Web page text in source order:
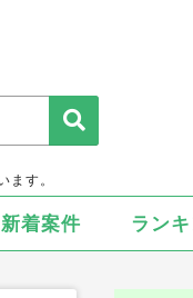
ます。
新着案件 ラン